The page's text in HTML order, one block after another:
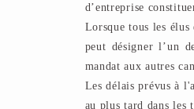
d’entreprise
Lorsque tous les
peut désigner l’un
mandat aux autres
Les délais prévus à
au plus tard dans les